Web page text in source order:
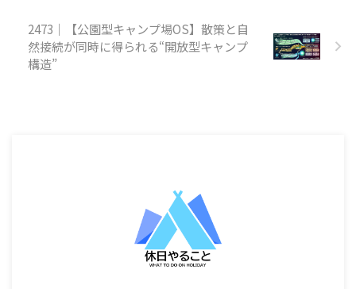
2473｜【公園型キャンプ場OS】散策と自
然接続が同時に得られる“開放型キャンプ
構造”